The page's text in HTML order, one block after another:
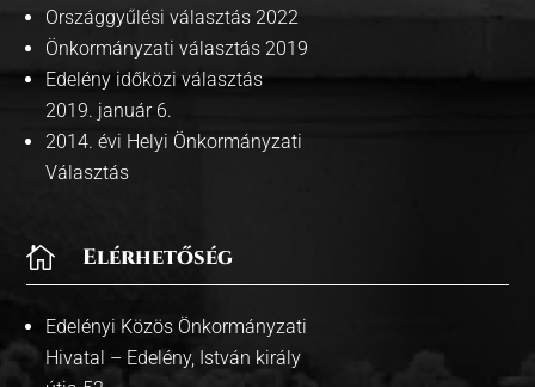
Országgyűlési választás 2022
Önkormányzati választás 2019
Edelény időközi választás
2019. január 6.
2014. évi Helyi Önkormányzati
Választás
 Elérhetőség
Edelényi Közös Önkormányzati
Hivatal – Edelény, István király